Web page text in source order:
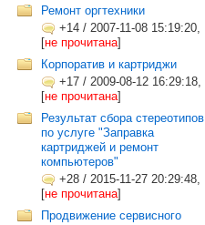
Ремонт оргтехники
+14 / 2007-11-08 15:19:20,
[не прочитана]
Корпоратив и картриджи
+17 / 2009-08-12 16:29:18,
[не прочитана]
Результат сбора стереотипов
по услуге "Заправка
картриджей и ремонт
компьютеров"
+28 / 2015-11-27 20:29:48,
[не прочитана]
Продвижение сервисного